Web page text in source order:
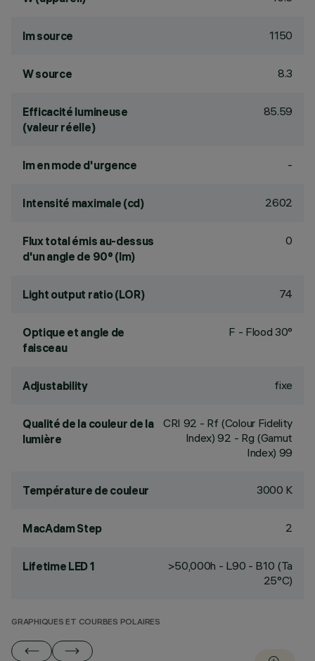
lm source 1150
W source 8.3
Efficacité lumineuse
(valeur réelle)
85.59
lm en mode d'urgence -
Intensité maximale (cd) 2602
Flux total émis au-dessus
d'un angle de 90° (lm)
0
Light output ratio (LOR) 74
Optique et angle de
faisceau
F - Flood 30°
Adjustability fixe
Qualité de la couleur de la
lumière
CRI 92 - Rf (Colour Fidelity
Index) 92 - Rg (Gamut
Index) 99
Température de couleur 3000 K
MacAdam Step 2
Lifetime LED 1
>50,000h - L90 - B10 (Ta
25°C)
GRAPHIQUES ET COURBES POLAIRES